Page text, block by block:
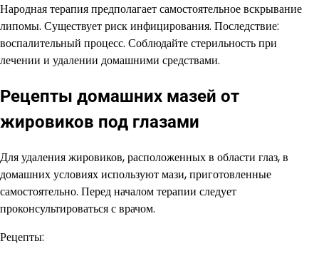
Народная терапия предполагает самостоятельное вскрывание
липомы. Существует риск инфицирования. Последствие:
воспалительный процесс. Соблюдайте стерильность при
лечении и удалении домашними средствами.
Рецепты домашних мазей от
жировиков под глазами
Для удаления жировиков, расположенных в области глаз, в
домашних условиях используют мази, приготовленные
самостоятельно. Перед началом терапии следует
проконсультироваться с врачом.
Рецепты: